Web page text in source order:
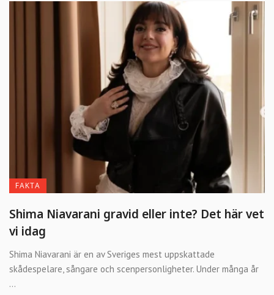
FAKTA
Shima Niavarani gravid eller inte? Det här vet
vi idag
Shima Niavarani är en av Sveriges mest uppskattade
skådespelare, sångare och scenpersonligheter. Under många år
...